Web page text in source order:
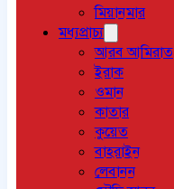
মিয়ানমার
মধ্যপ্রাচ্য
আরব আমিরাত
ইরাক
ওমান
কাতার
কুয়েত
বাহরাইন
লেবানন